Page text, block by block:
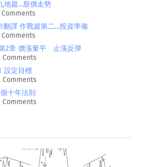
地篇…股價走勢
翻譯 作戰篇第二…投資準備
2章 價漲量平 止漲反彈
設定目標
十年法則